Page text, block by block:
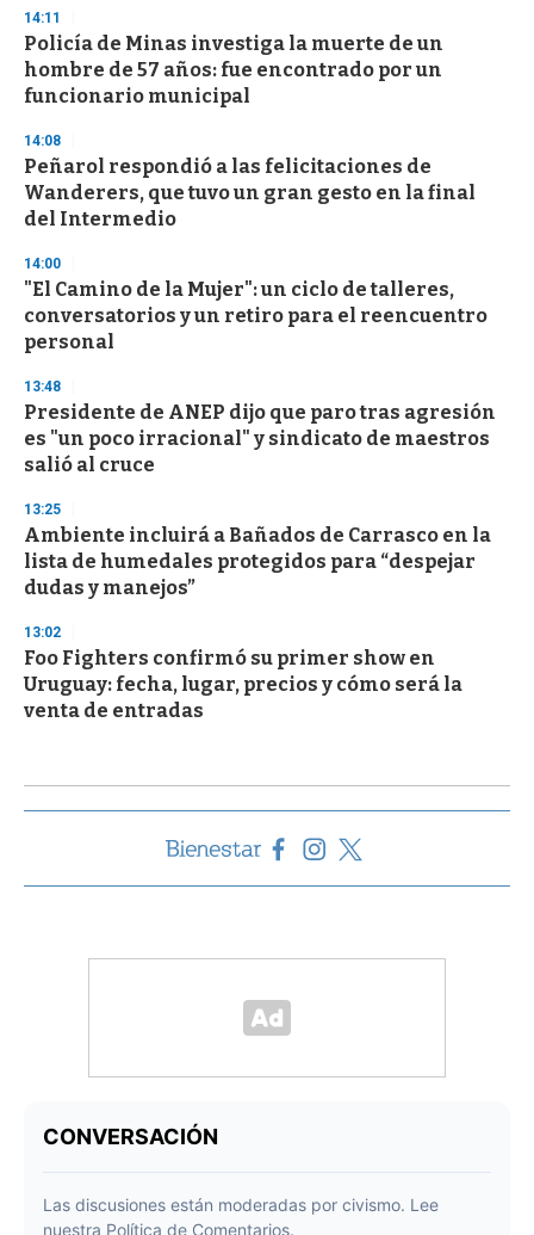
14:11
Policía de Minas investiga la muerte de un
hombre de 57 años: fue encontrado por un
funcionario municipal
14:08
Peñarol respondió a las felicitaciones de
Wanderers, que tuvo un gran gesto en la final
del Intermedio
14:00
"El Camino de la Mujer": un ciclo de talleres,
conversatorios y un retiro para el reencuentro
personal
13:48
Presidente de ANEP dijo que paro tras agresión
es "un poco irracional" y sindicato de maestros
salió al cruce
13:25
Ambiente incluirá a Bañados de Carrasco en la
lista de humedales protegidos para “despejar
dudas y manejos”
13:02
Foo Fighters confirmó su primer show en
Uruguay: fecha, lugar, precios y cómo será la
venta de entradas